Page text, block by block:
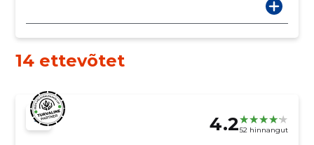
14 ettevõtet
4.252 hinnangut